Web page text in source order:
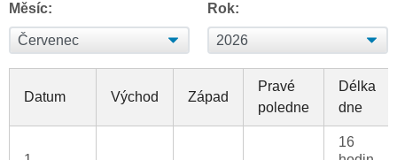
Měsíc: Rok:
Datum Východ Západ
Pravé
poledne
Délka
dne
16